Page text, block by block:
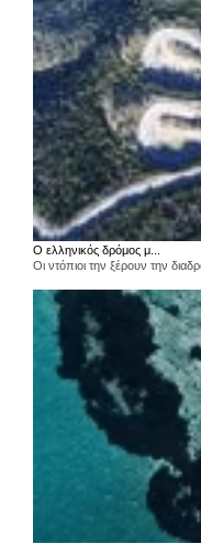
Ο ελληνικός δρόμος μ...
Οι ντόπιοι την ξέρουν την